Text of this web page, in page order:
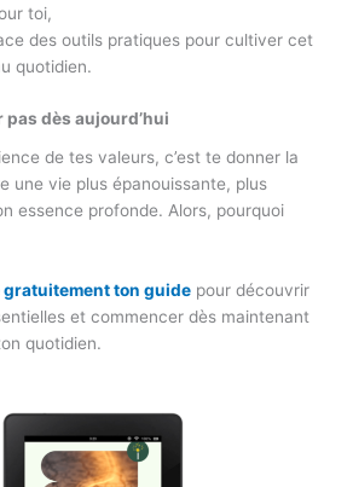
toi,
des outils pratiques pour cultiver cet
quotidien.
pas dès aujourd’hui
de tes valeurs, c’est te donner la
une vie plus épanouissante, plus
essence profonde. Alors, pourquoi
gratuitement ton guidepour découvrir
et commencer dès maintenant
quotidien.